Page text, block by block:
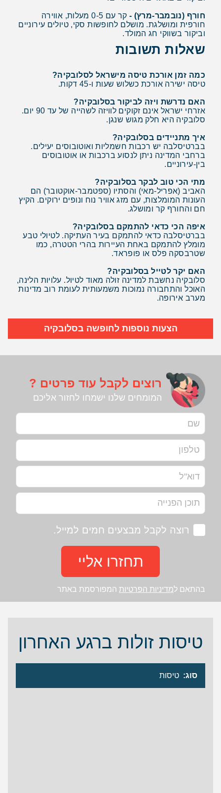
חורף (נובמבר-מרץ) -
קר עם 0-5 מעלות, אווירה
חורפית ומושלגת. מושלם לחופשות סקי, טיולים עירוניים
וביקור בשווקי חג המולד.
שאלות תשובות
כמה זמן אורכת טיסה מישראל לסלובקיה?
טיסה ישירה אורכת כשלוש שעות ו-45 דקות.
האם נדרשת ויזה לביקור בסלובקיה?
אזרחי ישראל אינם זקוקים לוויזה לשהייה של עד 90 יום.
סלובקיה היא חלק מגוש שנגן.
איך מתניידים בסלובקיה?
בברטיסלבה יש רכבות חשמליות ואוטובוסים יעילים.
ברחבי המדינה ניתן לנסוע ברכבות או אוטובוסים
בין-עירוניים.
מתי הכי טוב לבקר בסלובקיה?
האביב (אפריל-מאי) והסתיו (ספטמבר-אוקטובר) הם
העונות המומלצות, עם מזג אוויר נוח ונופים ירוקים. הקיץ
חם והחורף קר ומושלג.
איפה הכי כדאי להתמקם בסלובקיה?
בברטיסלבה כדאי להתמקם בעיר העתיקה. לטיולי טבע
מומלץ להתמקם באחת העיירות בהרי הטטרה, כמו
שטרבסקה פלס או פופראד.
האם יקר לטייל בסלובקיה?
סלובקיה נחשבת למדינה זולה מאוד לטיול. עלויות הלינה,
האוכל והתחבורה נמוכות משמעותית לעומת רוב מדינות
מערב אירופה.
הצעות נוספות לחופשה בסלובקיה
רוצים לקבל עוד פרטים ?
המומחים שלנו ישמחו לחזור אליכם
רוצה לקבל מבצעים חמים למייל.
תחזרו אליי
בהתאם למדיניות הפרטיות המפורסמת באתר
טיסות זולות ברגע האחרון
סוג